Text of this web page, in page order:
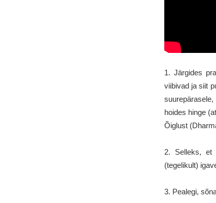
1. Järgides
viibivad ja siit
hoides hinge
Õiglust
2. Selleks, et
(tegelikult)
3. Pealegi,